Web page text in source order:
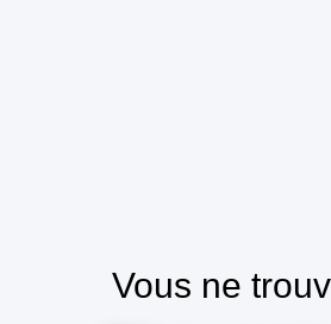
Vous ne